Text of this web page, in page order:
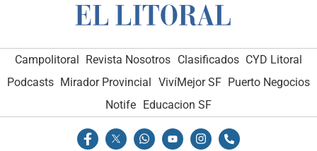
Campolitoral Revista Nosotros Clasificados CYD Litoral
Podcasts Mirador Provincial VivíMejor SF Puerto Negocios
Notife Educacion SF